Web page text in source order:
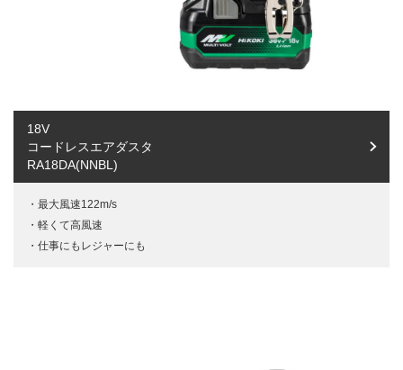
18V
コードレスエアダスタ
RA18DA(NNBL)
最大風速122m/s
軽くて高風速
仕事にもレジャーにも